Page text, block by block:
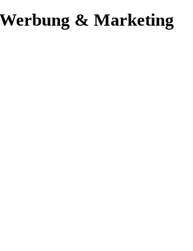
Werbung & Marketing